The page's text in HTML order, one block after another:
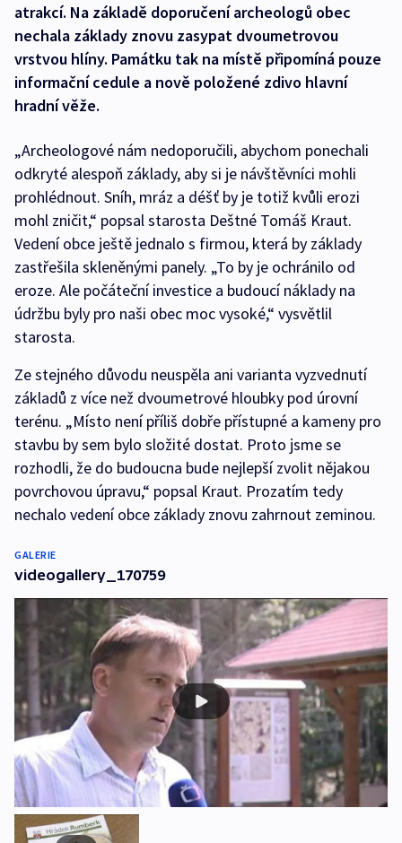
atrakcí. Na základě doporučení archeologů obec
nechala základy znovu zasypat dvoumetrovou
vrstvou hlíny. Památku tak na místě připomíná pouze
informační cedule a nově položené zdivo hlavní
hradní věže.
„Archeologové nám nedoporučili, abychom ponechali
odkryté alespoň základy, aby si je návštěvníci mohli
prohlédnout. Sníh, mráz a déšť by je totiž kvůli erozi
mohl zničit,“ popsal starosta Deštné Tomáš Kraut.
Vedení obce ještě jednalo s firmou, která by základy
zastřešila skleněnými panely. „To by je ochránilo od
eroze. Ale počáteční investice a budoucí náklady na
údržbu byly pro naši obec moc vysoké,“ vysvětlil
starosta.
Ze stejného důvodu neuspěla ani varianta vyzvednutí
základů z více než dvoumetrové hloubky pod úrovní
terénu. „Místo není příliš dobře přístupné a kameny pro
stavbu by sem bylo složité dostat. Proto jsme se
rozhodli, že do budoucna bude nejlepší zvolit nějakou
povrchovou úpravu,“ popsal Kraut. Prozatím tedy
nechalo vedení obce základy znovu zahrnout zeminou.
GALERIE
videogallery_170759